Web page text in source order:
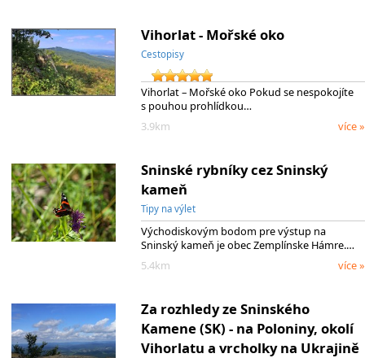
Vihorlat - Mořské oko
Cestopisy
Vihorlat – Mořské oko Pokud se nespokojíte
s pouhou prohlídkou…
3.9km
více »
Sninské rybníky cez Sninský
kameň
Tipy na výlet
Východiskovým bodom pre výstup na
Sninský kameň je obec Zemplínske Hámre.…
5.4km
více »
Za rozhledy ze Sninského
Kamene (SK) - na Poloniny, okolí
Vihorlatu a vrcholky na Ukrajině